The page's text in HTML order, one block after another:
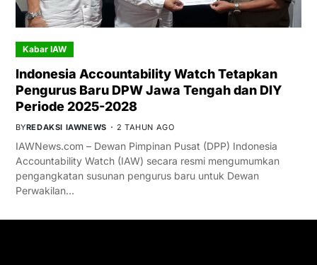
Kabar IAW
Indonesia Accountability Watch Tetapkan
Pengurus Baru DPW Jawa Tengah dan DIY
Periode 2025-2028
BYREDAKSI IAWNEWS 2 TAHUN AGO
IAWNews.com – Dewan Pimpinan Pusat (DPP) Indonesia
Accountability Watch (IAW) secara resmi mengumumkan
pengangkatan susunan pengurus baru untuk Dewan
Perwakilan…